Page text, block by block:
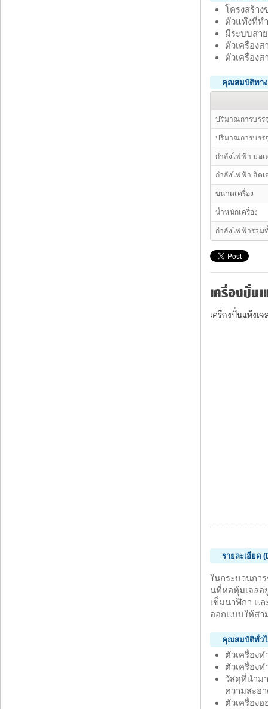
โครงสร้า
ตัวแท๊งที่ท
มีระบบสา
ตัวเครื่อง
ตัวเครื่อง
คุณสมบัติทาง
ปริมาณการบรร
ปริมาณการบรร
กำลังไฟฟ้า มอเ
กำลังไฟฟ้า ฮิตเ
ขนาดเครื่อง
น้ำหนักเครื่อง
กำลังไฟฟ้ารวม
เครื่องปั่นแ
เครื่องปั่นแห้งเ
รายละเอียด
ในกระบวนกา
นที่ห่อหุ้มเจลอ
เข็มนาฬิกา แ
ออกแบบให้สา
คุณสมบัติทั่วไ
ตัวเครื่อง
ตัวเครื่อง
วัสดุที่นำม
ความสะอ
ตัวเครื่อง